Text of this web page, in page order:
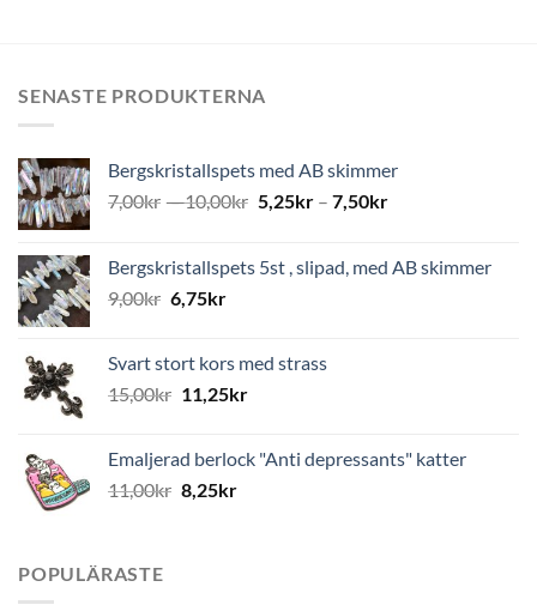
SENASTE PRODUKTERNA
Bergskristallspets med AB skimmer
7,00kr –10,00kr 5,25kr– 7,50kr
Bergskristallspets 5st , slipad, med AB skimmer
9,00kr 6,75kr
Svart stort kors med strass
15,00kr 11,25kr
Emaljerad berlock "Anti depressants" katter
11,00kr 8,25kr
POPULÄRASTE